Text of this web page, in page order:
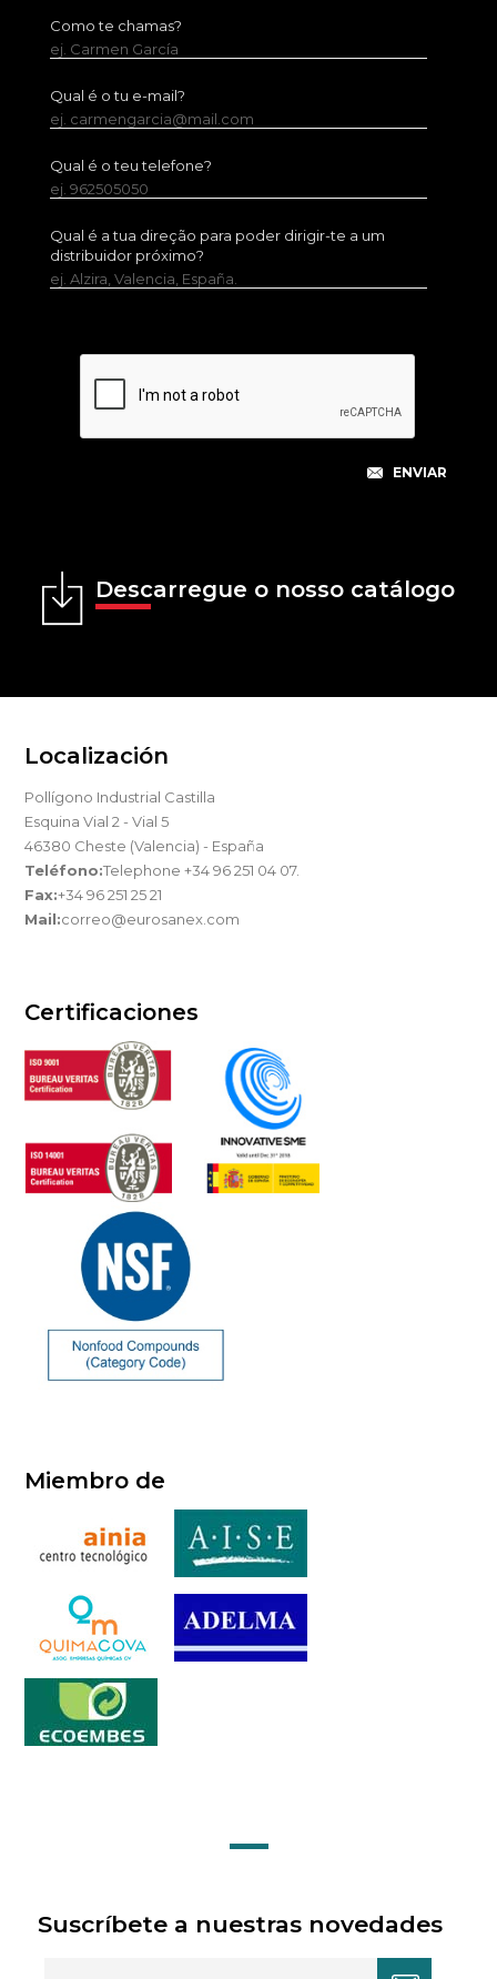
Como te chamas?
ej. Carmen García
Qual é o tu e-mail?
ej. carmengarcia@mail.com
Qual é o teu telefone?
ej. 962505050
Qual é a tua direção para poder dirigir-te a um
distribuidor próximo?
ej. Alzira, Valencia, España.
Descarregue o nosso catálogo
Localización
Pollígono Industrial Castilla
Esquina Vial 2 - Vial 5
46380 Cheste (Valencia) - España
Teléfono:Telephone +34 96 251 04 07.
Fax:+34 96 251 25 21
Mail:correo@eurosanex.com
Certificaciones
Miembro de
Suscríbete a nuestras novedades